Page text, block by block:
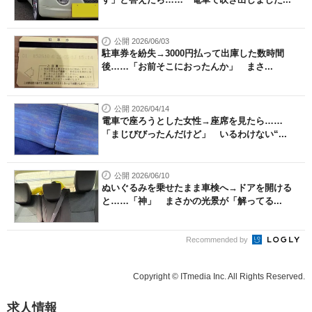
公開 2026/06/03
駐車券を紛失→3000円払って出庫した数時間
後……「お前そこにおったんか」 まさ...
公開 2026/04/14
電車で座ろうとした女性→座席を見たら……
「まじびびったんだけど」 いるわけない“...
公開 2026/06/10
ぬいぐるみを乗せたまま車検へ→ドアを開ける
と……「神」 まさかの光景が「解ってる...
Recommended by
Copyright © ITmedia Inc. All Rights Reserved.
求人情報